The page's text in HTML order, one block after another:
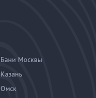
Бани Москвы
Казань
Омск